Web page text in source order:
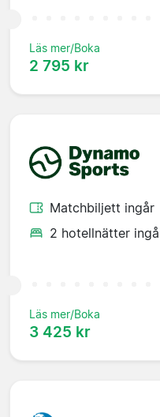
Läs mer/Boka
2 795 kr
Matchbiljett ingår
2 hotellnätter
Läs mer/Boka
3 425 kr